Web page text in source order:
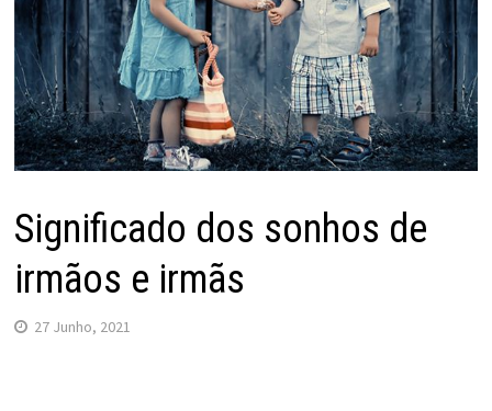
Significado dos sonhos de
irmãos e irmãs
27 Junho, 2021